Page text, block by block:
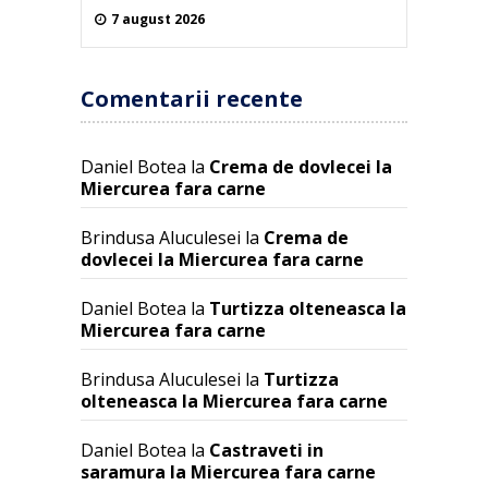
7 august 2026
Comentarii recente
Daniel Botea la Crema de dovlecei la
Miercurea fara carne
Brindusa Aluculesei la Crema de
dovlecei la Miercurea fara carne
Daniel Botea la Turtizza olteneasca la
Miercurea fara carne
Brindusa Aluculesei la Turtizza
olteneasca la Miercurea fara carne
Daniel Botea la Castraveti in
saramura la Miercurea fara carne